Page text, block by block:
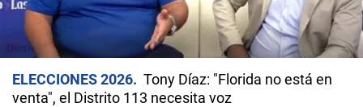
ELECCIONES 2026
Tony Díaz: "Florida no está en
venta", el Distrito 113 necesita voz